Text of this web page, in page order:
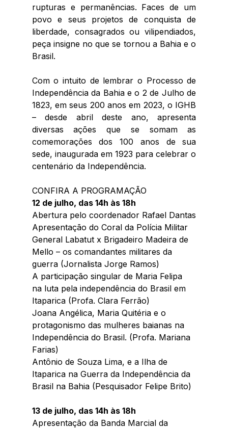
rupturas e permanências. Faces de um
povo e seus projetos de conquista de
liberdade, consagrados ou vilipendiados,
peça insigne no que se tornou a Bahia e o
Brasil.
Com o intuito de lembrar o Processo de
Independência da Bahia e o 2 de Julho de
1823, em seus 200 anos em 2023, o IGHB
– desde abril deste ano, apresenta
diversas ações que se somam as
comemorações dos 100 anos de sua
sede, inaugurada em 1923 para celebrar o
centenário da Independência.
CONFIRA A PROGRAMAÇÃO
12 de julho, das 14h às 18h
Abertura pelo coordenador Rafael Dantas
Apresentação do Coral da Polícia Militar
General Labatut x Brigadeiro Madeira de
Mello – os comandantes militares da
guerra (Jornalista Jorge Ramos)
A participação singular de Maria Felipa
na luta pela independência do Brasil em
Itaparica (Profa. Clara Ferrão)
Joana Angélica, Maria Quitéria e o
protagonismo das mulheres baianas na
Independência do Brasil. (Profa. Mariana
Farias)
Antônio de Souza Lima, e a Ilha de
Itaparica na Guerra da Independência da
Brasil na Bahia (Pesquisador Felipe Brito)
13 de julho, das 14h às 18h
Apresentação da Banda Marcial da